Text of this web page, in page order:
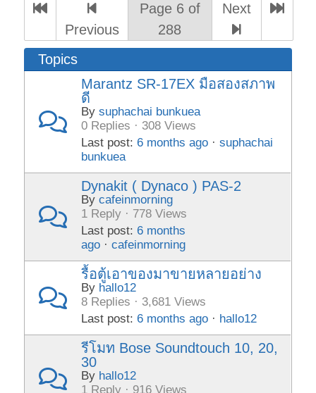
Previous
Page 6 of
288
Next
Topics
Marantz SR-17EX มือสองสภาพ
ดี
Bysuphachai bunkuea
0 Replies · 308 Views
Last post:6 months ago ·suphachai
bunkuea
Dynakit ( Dynaco ) PAS-2
Bycafeinmorning
1 Reply · 778 Views
Last post:6 months
ago ·cafeinmorning
รื้อตู้เอาของมาขายหลายอย่าง
By hallo12
8 Replies · 3,681 Views
Last post:6 months ago · hallo12
รีโมท Bose Soundtouch 10, 20,
30
By hallo12
1 Reply · 916 Views